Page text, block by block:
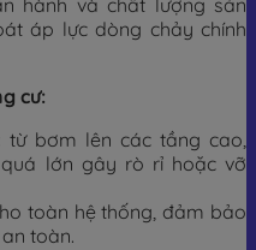
hành và chất lượng sản
áp lực dòng chảy chính
cư:
từ bơm lên các tầng cao,
lớn gây rò rỉ hoặc vỡ
toàn hệ thống, đảm bảo
toàn.